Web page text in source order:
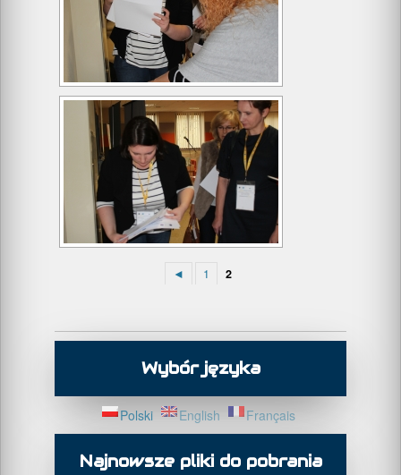
◄ 1 2
Wybór języka
Polski English Français
Najnowsze pliki do pobrania